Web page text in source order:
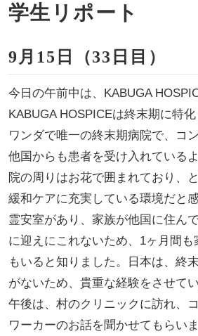
学生リポート
9月15日（33日目）
今日の午前中は、KABUGA
KABUGA HOSPICEは終末期に特
ワンダで唯一の終末期病院で、コ
他国からも患者を受け入れている
院の周りはお花で囲まれており、
緩和ケアに充実している環境だと
霊安室があり、家族が他国に住ん
に迎えにこれないため、1ヶ月間
もいると知りました。日本は、終
がないため、貴重な経験をさせて
午後は、村のクリニックに訪れ、
ワーカーのお話を聞かせてもらい